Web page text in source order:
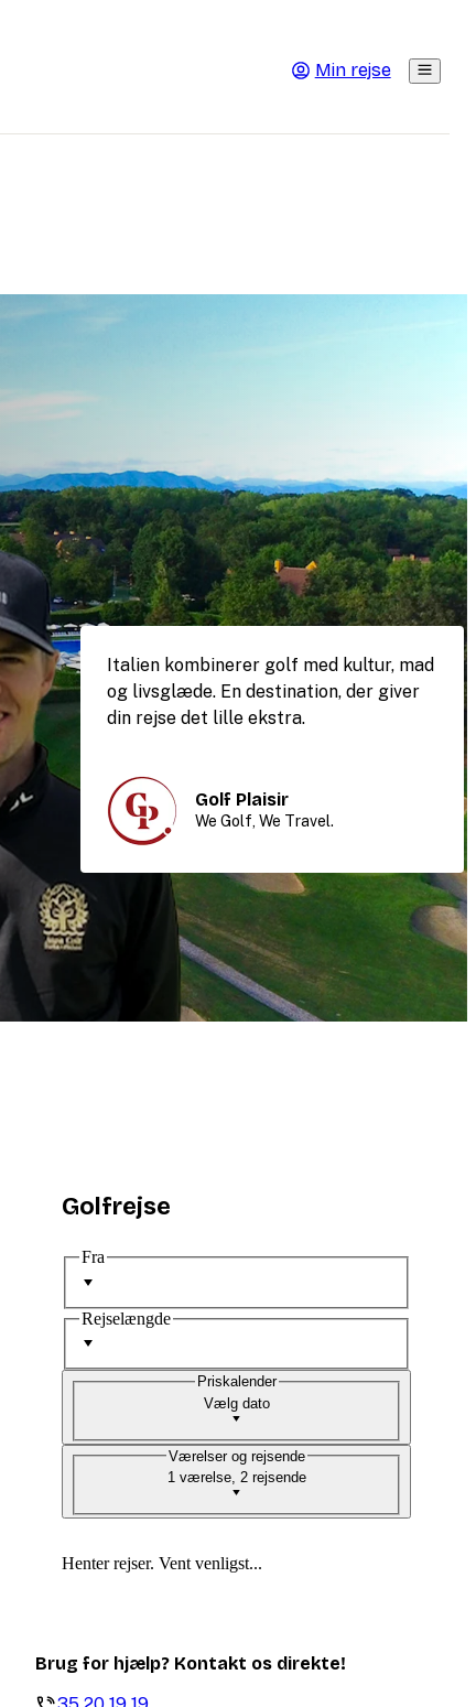
Min rejse
Italien kombinerer golf med kultur, mad
og livsglæde. En destination, der giver
din rejse det lille ekstra.
Golf Plaisir
We Golf, We Travel.
Golfrejse
Fra
Rejselængde
Vælg dato
Priskalender
1 værelse, 2 rejsende
Værelser og rejsende
Henter rejser. Vent venligst...
Brug for hjælp? Kontakt os direkte!